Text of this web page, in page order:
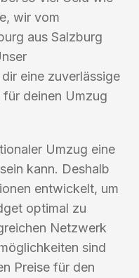
wir vom
aus Salzburg
eine zuverlässige
deinen Umzug
Umzug eine
kann. Deshalb
entwickelt, um
optimal zu
Netzwerk
sind
Preise für den